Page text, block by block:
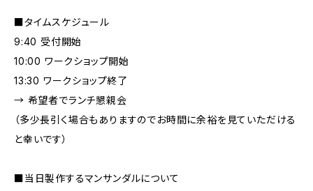
■タイムスケジュール
9:40 受付開始
10:00 ワークショップ開始
13:30 ワークショップ終了
→ 希望者でランチ懇親会
（多少長引く場合もありますのでお時間に余裕を見ていただける
と幸いです）
■当日製作するマンサンダルについて